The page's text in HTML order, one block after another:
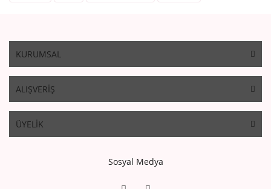
KURUMSAL
ALIŞVERİŞ
ÜYELİK
Sosyal Medya